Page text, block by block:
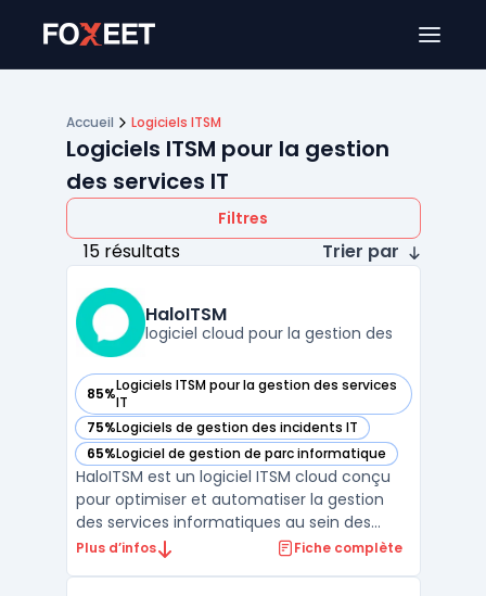
Accueil Logiciels ITSM
Logiciels ITSM pour la gestion
des services IT
Filtres
15 résultats Trier par
HaloITSM
logiciel cloud pour la gestion des
85%Logiciels ITSM pour la gestion des services
IT
— voir HaloITSM dans cette catégorie
75%Logiciels de gestion des incidents IT
— voir HaloITSM dans cette catégorie
65%Logiciel de gestion de parc informatique
— voir HaloITSM dans cette catégorie
HaloITSM est un logiciel ITSM cloud conçu
pour optimiser et automatiser la gestion
des services informatiques au sein des
entreprises. Il permet une automatisation
Plus d’infos Fiche complète